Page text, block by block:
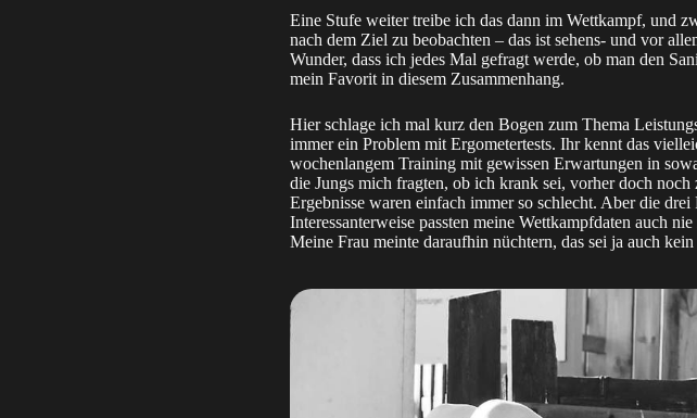
Eine Stufe weiter treibe ich das dann im Wettkampf, und
nach dem Ziel zu beobachten – das ist sehens- und vor
Wunder, dass ich jedes Mal gefragt werde, ob man den
mein Favorit in diesem Zusammenhang.
Hier schlage ich mal kurz den Bogen zum Thema
immer ein Problem mit Ergometertests. Ihr kennt das
wochenlangem Training mit gewissen Erwartungen in
die Jungs mich fragten, ob ich krank sei, vorher doch
Ergebnisse waren einfach immer so schlecht. Aber die
Interessanterweise passten meine Wettkampfdaten auch
Meine Frau meinte daraufhin nüchtern, das sei ja auch